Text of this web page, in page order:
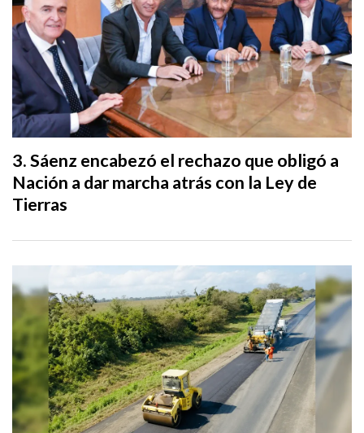
Sáenz encabezó el rechazo que obligó a
Nación a dar marcha atrás con la Ley de
Tierras